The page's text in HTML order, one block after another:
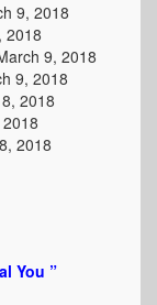
9, 2018
2018
9, 2018
9, 2018
2018
2018
You ”